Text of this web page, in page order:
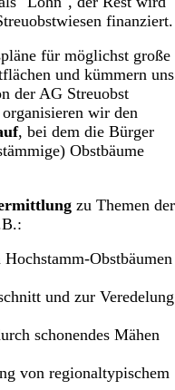
finanziert.
für möglichst große
und kümmern uns
der AG Streuobst
wir den
, bei dem die Bürger
Obstbäume
zu Themen der
Obstbäumen
und zur Veredelung
schonendes Mähen
von regionaltypischem